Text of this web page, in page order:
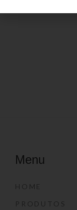
Menu
HOME
PRODUTOS